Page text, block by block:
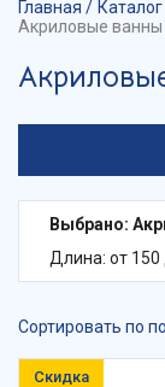
Главная Каталог
Акриловые ванны
Выбрано:
Длина: от 150
Сортировать по
Скидка